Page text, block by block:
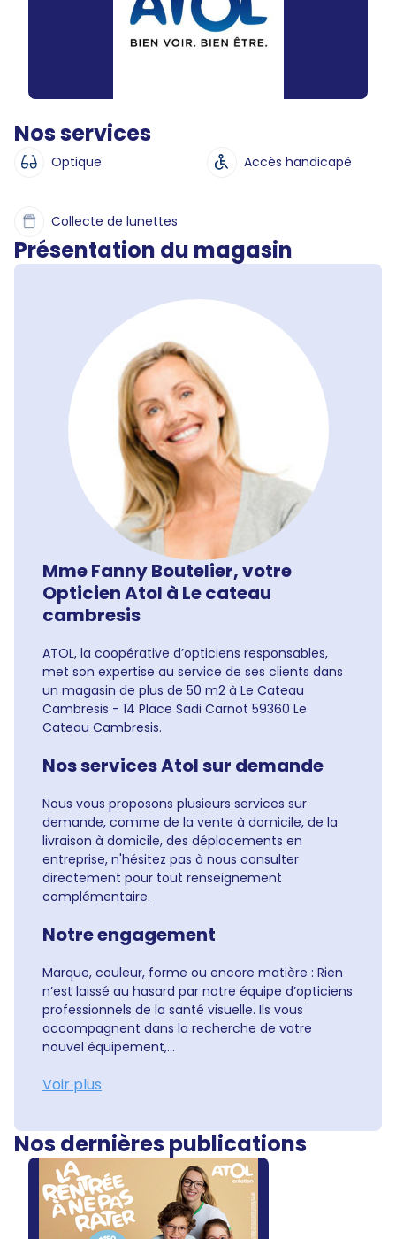
Nos services
Optique Accès handicapé
Collecte de lunettes
Présentation du magasin
Mme Fanny Boutelier, votre
Opticien Atol à Le cateau
cambresis
ATOL, la coopérative d’opticiens responsables,
met son expertise au service de ses clients dans
un magasin de plus de 50 m2 à Le Cateau
Cambresis - 14 Place Sadi Carnot 59360 Le
Cateau Cambresis.
Nos services Atol sur demande
Nous vous proposons plusieurs services sur
demande, comme de la vente à domicile, de la
livraison à domicile, des déplacements en
entreprise, n'hésitez pas à nous consulter
directement pour tout renseignement
complémentaire.
Notre engagement
Marque, couleur, forme ou encore matière : Rien
n’est laissé au hasard par notre équipe d’opticiens
professionnels de la santé visuelle. Ils vous
accompagnent dans la recherche de votre
nouvel équipement,...
Voir plus
Nos dernières publications